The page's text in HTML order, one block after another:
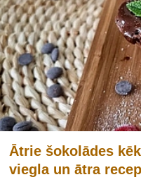
Ātrie šokolādes
viegla un ātra